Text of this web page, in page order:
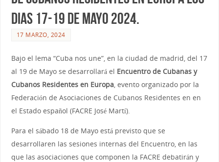
dias 17-19 de Mayo 2024.
17 MARZO, 2024
Bajo el lema “Cuba nos une”, en la ciudad de madrid, del 17
al 19 de Mayo se desarrollará el Encuentro de Cubanas y
Cubanos Residentes en Europa, evento organizado por la
Federación de Asociaciones de Cubanos Residentes en en
el Estado español (FACRE José Martí).
Para el sábado 18 de Mayo está previsto que se
desarrollaren las sesiones internas del Encuentro, en las
que las asociaciones que componen la FACRE debatirán y